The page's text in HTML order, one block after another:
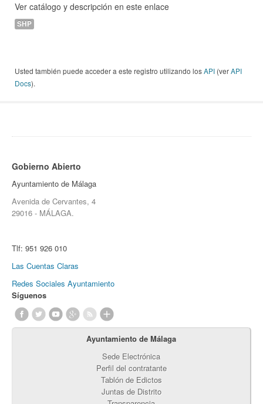
Ver catálogo y descripción en este enlace
SHP
Usted también puede acceder a este registro utilizando losAPI (verAPI
Docs).
Gobierno Abierto
Ayuntamiento de Málaga
Avenida de Cervantes, 4
29016 - MÁLAGA.
Tlf: 951 926 010
Las Cuentas Claras
Redes Sociales Ayuntamiento
Síguenos
Ayuntamiento de Málaga
Sede Electrónica
Perfil del contratante
Tablón de Edictos
Juntas de Distrito